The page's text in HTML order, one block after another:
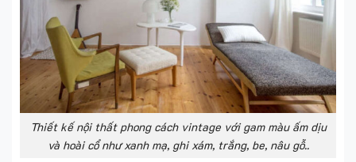
Thiết kế nội thất phong cách vintage với gam màu ấm dịu
và hoài cổ như xanh mạ, ghi xám, trắng, be, nâu gỗ..